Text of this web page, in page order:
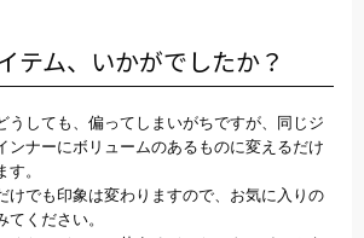
テム、いかがでしたか？
うしても、偏ってしまいがちですが、同じジ
ンナーにボリュームのあるものに変えるだけ
。
けでも印象は変わりますので、お気に入りの
ください。